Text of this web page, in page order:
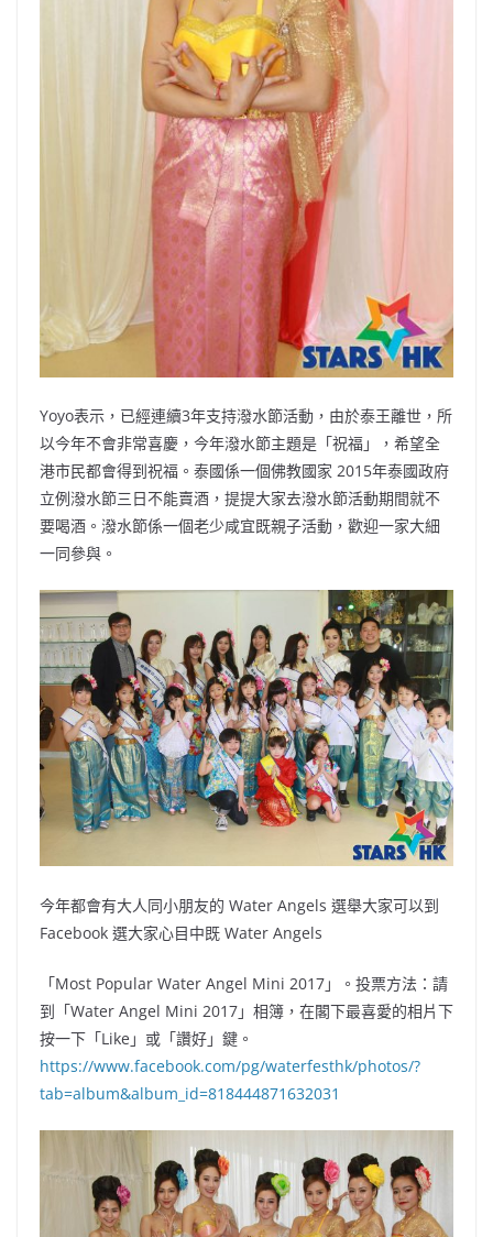
Yoyo表示，已經連續3年支持潑水節活動，由於泰王離世，所
以今年不會非常喜慶，今年潑水節主題是「祝福」，希望全
港市民都會得到祝福。泰國係一個佛教國家 2015年泰國政府
立例潑水節三日不能賣酒，提提大家去潑水節活動期間就不
要喝酒。潑水節係一個老少咸宜既親子活動，歡迎一家大細
一同參與。
今年都會有大人同小朋友的 Water Angels 選舉大家可以到
Facebook 選大家心目中既 Water Angels
「Most Popular Water Angel Mini 2017」。投票方法：請
到「Water Angel Mini 2017」相簿，在閣下最喜愛的相片下
按一下「Like」或「讚好」鍵。
https://www.facebook.com/pg/waterfesthk/photos/?
tab=album&album_id=818444871632031